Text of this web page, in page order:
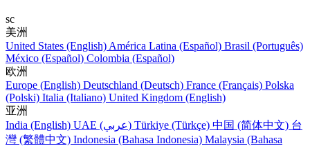
sc
美洲
United States (English) América Latina (Español) Brasil (Português)
México (Español) Colombia (Español)
欧洲
Europe (English) Deutschland (Deutsch) France (Français) Polska
(Polski) Italia (Italiano) United Kingdom (English)
亚洲
India (English)
UAE (عربي) Türkiye (Türkçe) 中国 (简体中文) 台
灣 (繁體中文) Indonesia (Bahasa Indonesia) Malaysia (Bahasa